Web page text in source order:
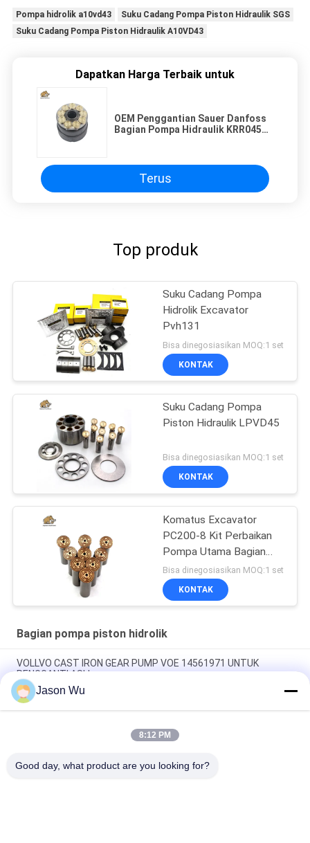
Pompa hidrolik a10vd43
Suku Cadang Pompa Piston Hidraulik SGS
Suku Cadang Pompa Piston Hidraulik A10VD43
Dapatkan Harga Terbaik untuk
OEM Penggantian Sauer Danfoss
Bagian Pompa Hidraulik KRR045C
Terus
Top produk
Suku Cadang Pompa
Hidrolik Excavator
Pvh131
Bisa dinegosiasikan MOQ:1 set
KONTAK
Suku Cadang Pompa
Piston Hidraulik LPVD45
Bisa dinegosiasikan MOQ:1 set
KONTAK
Komatus Excavator
PC200-8 Kit Perbaikan
Pompa Utama Bagian
Pompa Hidraulik Pompa
Piston Layanan
Perbaikan Pemeliharaan
Bisa dinegosiasikan MOQ:1 set
KONTAK
Bagian pompa piston hidrolik
VOLLVO CAST IRON GEAR PUMP VOE 14561971 UNTUK
PENGGANTI ASLI
VOLLVO CAST IRON GEAR PUMP VOE 14537295 UNTUK
PENGGANTI ASLI
VOLLVO CAST IRON GEAR PUMP VOE 14782798 UNTUK
Jason Wu
8:12 PM
Good day, what product are you looking for?